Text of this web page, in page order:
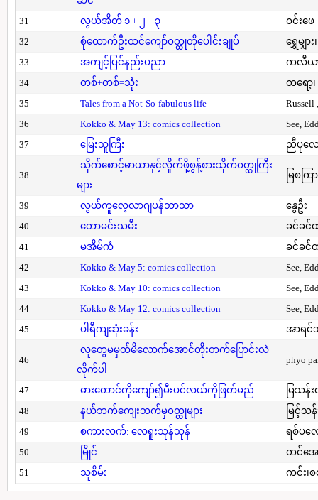
31 လွယ်အိတ် ၁ + ၂ + ၃
ဝင်းဖေ
32
စုံထောက်ဦးထင်ကျော်ဝတ္ထုတိုပေါင်းချုပ်
ရွှေမျှား
33
အကျင့်ပြင်နည်းပညာ
ကလီယာ
34
တစ်+တစ်=သုံး
တရော့၊
35
Tales from a Not-So-fabulous life
Russell
36
Kokko & May 13: comics collection
See,
37
မြေးသူကြီး ညီပုလေ
38
သိုက်စောင့်မာယာနှင့်လှိုက်ဖို့စွန့်စားသိုက်ဝတ္ထုကြီး
များ
မြစကြာ
39 လွယ်ကူလေ့လာဂျပန်ဘာသာ
နွေဦး
40
တောမင်းသမီး
ခင်ခင်
41
မအိမ်ကံ
ခင်ခင်
42
Kokko & May 5: comics collection
See,
43
Kokko & May 10: comics collection
See,
44
Kokko & May 12: comics collection
See,
45
ပါရီကျဆုံးခန်း အာရင်
46
လူတွေမမှတ်မိလောက်အောင်တိုးတက်ပြောင်းလဲ
လိုက်ပါ
phyo
47 ဓားတောင်ကိုကျော်၍မီးပင်လယ်ကိုဖြတ်မည်
မြသန်
48
နယ်ဘက်ကျေးဘက်မှဝတ္ထုများ
မြင့်သန်
49
စကားလက်: လေရူးသုန်သုန်
ရစ်ပလ
50
မြိုင်
တင်အေ
51
သူစိမ်း ကင်း၊